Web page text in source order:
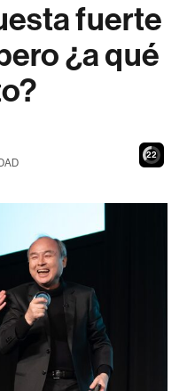
fuerte
¿a qué
21